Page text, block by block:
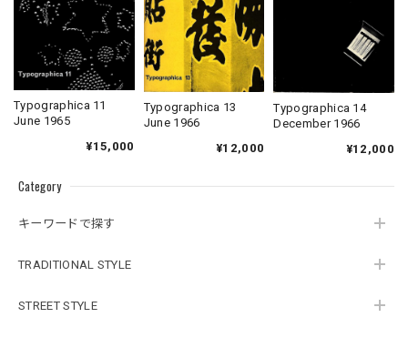
Category
キーワードで探す
TRADITIONAL STYLE
STREET STYLE
Typographica 11
June 1965
¥15,000
Typographica 13
June 1966
¥12,000
Typographica 14
December 1966
¥12,000